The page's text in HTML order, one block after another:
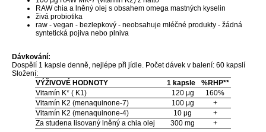
RAW chia a lněný olej s obsahem omega mastných kyselin
živá probiotika
raw - vegan - bezlepkový - neobsahuje mléčné produkty - žádná
syntetická pojiva nebo plniva
Dávkování:
Dospělí 1 kapsle denně, nejlépe při jídle. Počet dávek v balení: 60 kapslí
Složení:
VÝŽIVOVÉ HODNOTY
1 kapsle
%RHP**
Vitamín K* ( K1)
120 μg
160%
Vitamín K2 (menaquinone-7)
100 μg
+
Vitamín K2 (menaquinone-4)
10 μg
+
Za studena lisovaný lněný a chia olej
300 mg +